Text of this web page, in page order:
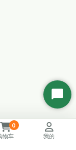
0
物车
我的
开
始